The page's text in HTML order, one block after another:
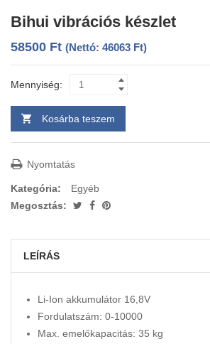
Bihui vibrációs készlet
58500 Ft (Nettó: 46063 Ft)
Mennyiség:
Kosárba teszem
Nyomtatás
Kategória:
Egyéb
Megosztás:
LEÍRÁS
Li-Ion akkumulátor 16,8V
Fordulatszám: 0-10000
Max. emelőkapacitás: 35 kg